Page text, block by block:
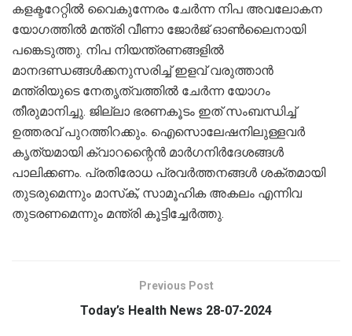
കളക്ടറേറ്റില്‍ വൈകുന്നേരം ചേര്‍ന്ന നിപ അവലോകന
യോഗത്തില്‍ മന്ത്രി വീണാ ജോര്‍ജ് ഓണ്‍ലൈനായി
പങ്കെടുത്തു. നിപ നിയന്ത്രണങ്ങളില്‍
മാനദണ്ഡങ്ങള്‍ക്കനുസരിച്ച് ഇളവ് വരുത്താന്‍
മന്ത്രിയുടെ നേതൃത്വത്തില്‍ ചേര്‍ന്ന യോഗം
തീരുമാനിച്ചു. ജില്ലാ ഭരണകൂടം ഇത് സംബന്ധിച്ച്
ഉത്തരവ് പുറത്തിറക്കും. ഐസൊലേഷനിലുള്ളവര്‍
കൃത്യമായി ക്വാറന്റൈന്‍ മാര്‍ഗനിര്‍ദേശങ്ങള്‍
പാലിക്കണം. പ്രതിരോധ പ്രവര്‍ത്തനങ്ങള്‍ ശക്തമായി
തുടരുമെന്നും മാസ്‌ക്, സാമൂഹിക അകലം എന്നിവ
തുടരണമെന്നും മന്ത്രി കൂട്ടിച്ചേർത്തു.
Previous Post
Today’s Health News 28-07-2024